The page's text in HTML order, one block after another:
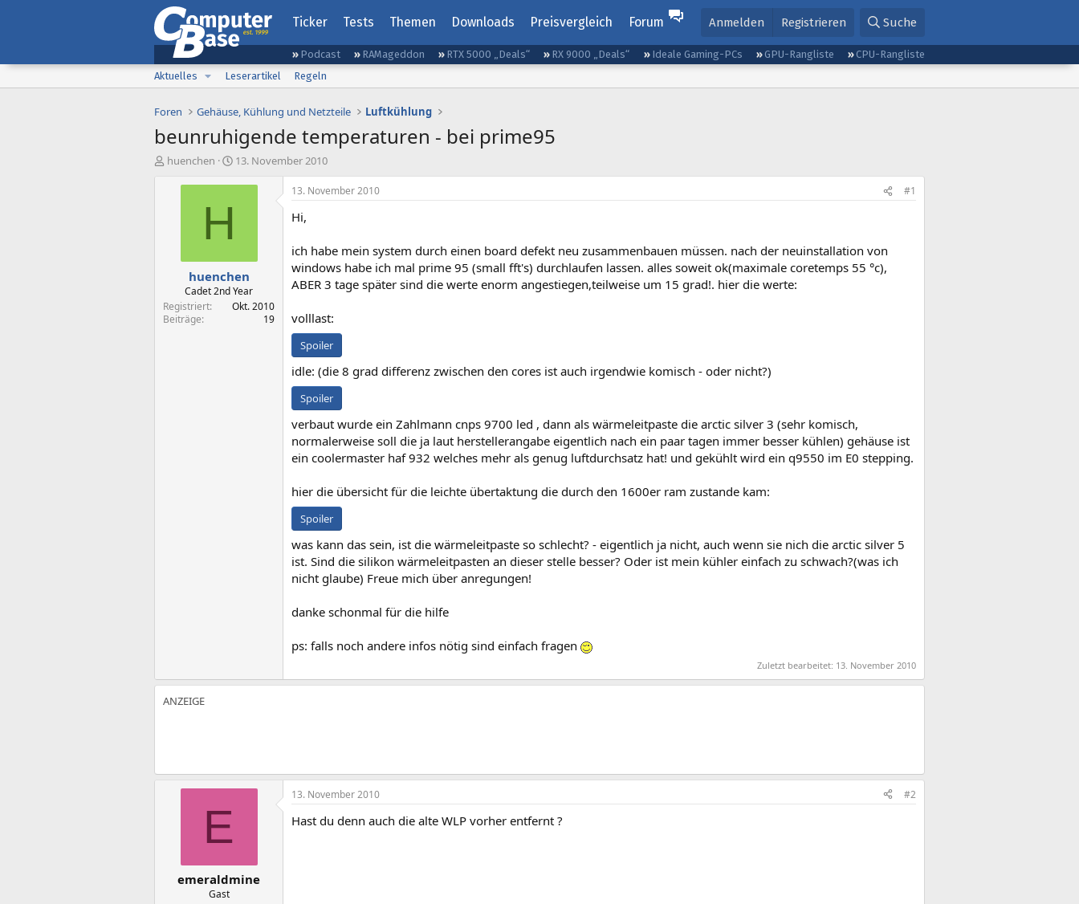
Ticker Tests Themen Downloads Preisvergleich Forum Anmelden Registrieren Suche
Podcast RAMageddon RTX 5000 „Deals“ RX 9000 „Deals“ Ideale Gaming-PCs GPU-Rangliste
CPU-Rangliste
Aktuelles
Leserartikel Regeln
Foren Gehäuse, Kühlung und Netzteile Luftkühlung
beunruhigende temperaturen - bei prime95
E
huenchen
E
s
t
a
m
13. November 2010
H
huenchen
Cadet 2nd Year
Registriert
Okt. 2010
Beiträge
19
13. November 2010 #1
Hi,
ich habe mein system durch einen board defekt neu zusammenbauen müssen. nach der neuinstallation von
windows habe ich mal prime 95 (small fft's) durchlaufen lassen. alles soweit ok(maximale coretemps 55 °c),
ABER 3 tage später sind die werte enorm angestiegen,teilweise um 15 grad!. hier die werte:
volllast:
Spoiler
idle: (die 8 grad differenz zwischen den cores ist auch irgendwie komisch - oder nicht?)
Spoiler
verbaut wurde ein Zahlmann cnps 9700 led , dann als wärmeleitpaste die arctic silver 3 (sehr komisch,
normalerweise soll die ja laut herstellerangabe eigentlich nach ein paar tagen immer besser kühlen) gehäuse ist
ein coolermaster haf 932 welches mehr als genug luftdurchsatz hat! und gekühlt wird ein q9550 im E0 stepping.
hier die übersicht für die leichte übertaktung die durch den 1600er ram zustande kam:
Spoiler
was kann das sein, ist die wärmeleitpaste so schlecht? - eigentlich ja nicht, auch wenn sie nich die arctic silver 5
ist. Sind die silikon wärmeleitpasten an dieser stelle besser? Oder ist mein kühler einfach zu schwach?(was ich
nicht glaube) Freue mich über anregungen!
danke schonmal für die hilfe
ps: falls noch andere infos nötig sind einfach fragen
Zuletzt bearbeitet: 13. November 2010
E
emeraldmine
Gast
13. November 2010 #2
Hast du denn auch die alte WLP vorher entfernt ?